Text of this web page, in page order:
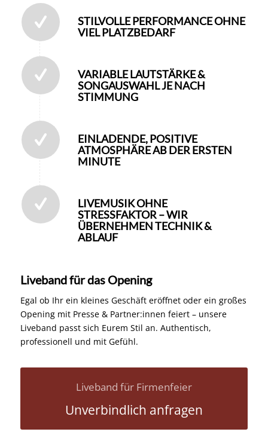
STILVOLLE PERFORMANCE OHNE
VIEL PLATZBEDARF
VARIABLE LAUTSTÄRKE &
SONGAUSWAHL JE NACH
STIMMUNG
EINLADENDE, POSITIVE
ATMOSPHÄRE AB DER ERSTEN
MINUTE
LIVEMUSIK OHNE
STRESSFAKTOR – WIR
ÜBERNEHMEN TECHNIK &
ABLAUF
Liveband für das Opening
Egal ob Ihr ein kleines Geschäft eröffnet oder ein großes
Opening mit Presse & Partner:innen feiert – unsere
Liveband passt sich Eurem Stil an. Authentisch,
professionell und mit Gefühl.
Liveband für Firmenfeier
Unverbindlich anfragen